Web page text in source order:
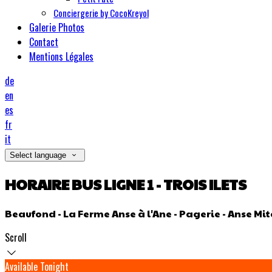
Conciergerie by CocoKreyol
Galerie Photos
Contact
Mentions Légales
de
en
es
fr
it
Select language
HORAIRE BUS LIGNE 1 - TROIS ILETS
Beaufond - La Ferme Anse à l'Ane - Pagerie - Anse
Scroll
Available Tonight